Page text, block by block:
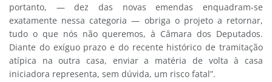
portanto, — dez das novas emendas enquadram-se
exatamente nessa categoria — obriga o projeto a retornar,
tudo o que nós não queremos, à Câmara dos Deputados.
Diante do exíguo prazo e do recente histórico de tramitação
atípica na outra casa, enviar a matéria de volta à casa
iniciadora representa, sem dúvida, um risco fatal”.